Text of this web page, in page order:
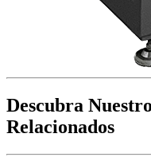
Descubra
Relacionados